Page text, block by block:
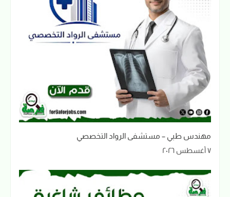
مهندس طبي – مستشفى الرواد التخصصي
٧ أغسطس ٢٠٢٦